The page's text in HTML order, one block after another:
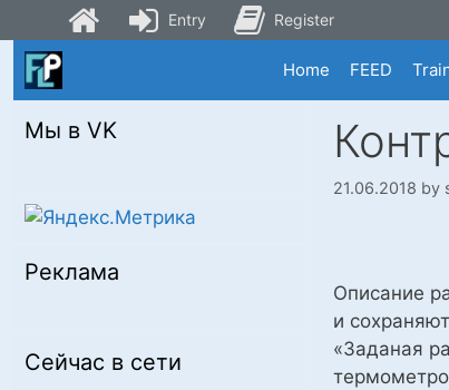
Skip
Home FEED
21.06.2018 by
Описание
и
«Заданая
Мы в VK
Реклама
Сейчас в сети
Entry Register